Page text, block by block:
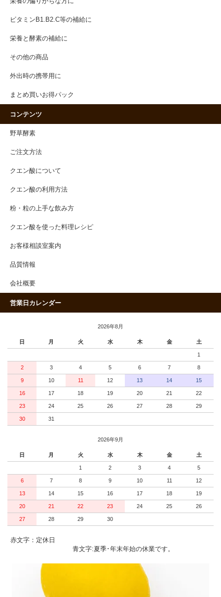
ビタミンB1.B2.C等の補給に
栄養と酵素の補給に
その他の商品
外出時の携帯用に
まとめ買いお得パック
コンテンツ
野草酵素
ご注文方法
クエン酸について
クエン酸の利用方法
粉・粒の上手な飲み方
クエン酸を使った料理レシピ
お客様相談室案内
品質情報
会社概要
営業日カレンダー
2026年8月
日 月 火 水 木 金 土
1
2 3 4 5 6 7 8
9 10 11 12 13 14 15
16 17 18 19 20 21 22
23 24 25 26 27 28 29
30 31
2026年9月
日 月 火 水 木 金 土
1 2 3 4 5
6 7 8 9 10 11 12
13 14 15 16 17 18 19
20 21 22 23 24 25 26
27 28 29 30
赤文字：定休日
青文字:夏季･年末年始の休業です。